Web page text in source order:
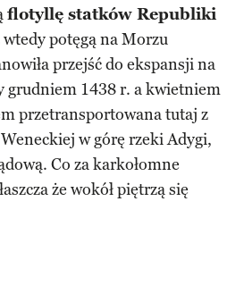
flotyllę statków Republiki
wtedy potęgą na Morzu
przejść do ekspansji na
grudniem 1438 r. a kwietniem
przetransportowana tutaj z
w górę rzeki Adygi,
Co za karkołomne
że wokół piętrzą się